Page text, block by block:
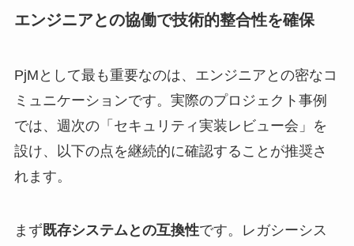
エンジニアとの協働で技術的整合性を確保
PjMとして最も重要なのは、エンジニアとの密なコ
ミュニケーションです。実際のプロジェクト事例
では、週次の「セキュリティ実装レビュー会」を
設け、以下の点を継続的に確認することが推奨さ
れます。
まず既存システムとの互換性です。レガシーシス